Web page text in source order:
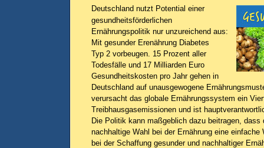
Deutschland nutzt Potential einer
gesundheitsförderlichen
Ernährungspolitik nur unzureichend aus:
Mit gesunder Erenährung Diabetes
Typ 2 vorbeugen. 15 Prozent aller
Todesfälle und 17 Milliarden Euro
Gesundheitskosten pro Jahr gehen in
Deutschland auf unausgewogene
verursacht das globale Ernährungssystem ein
Treibhausgasemissionen und ist
Die Politik kann maßgeblich dazu beitragen, dass
nachhaltige Wahl bei der Ernährung eine
bei der Schaffung gesunder und nachhaltiger